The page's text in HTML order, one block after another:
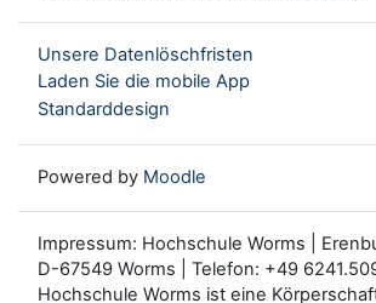
Unsere Datenlöschfristen
Laden Sie die mobile App
Standarddesign
Powered by Moodle
Impressum: Hochschule Worms |
D-67549 Worms | Telefon: +49
Hochschule Worms ist eine